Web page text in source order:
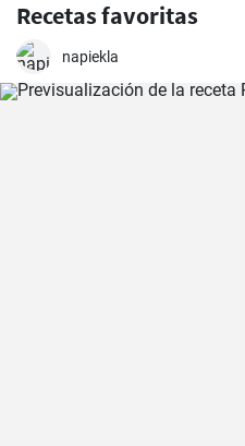
Recetas favoritas
napiekla